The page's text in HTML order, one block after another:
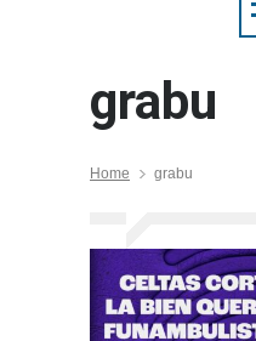
grabu
Home grabu